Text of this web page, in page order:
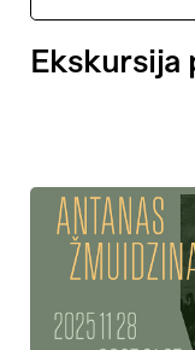
Ekskursija